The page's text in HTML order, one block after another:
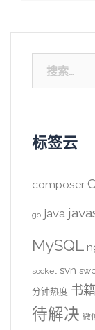
索：
标签云
composer
go java
MySQL
socket svn
分钟热度 书籍
待解决 微